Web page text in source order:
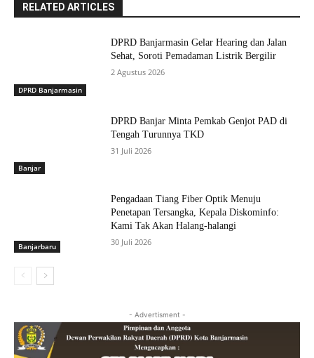
RELATED ARTICLES
DPRD Banjarmasin
DPRD Banjarmasin Gelar Hearing dan Jalan
Sehat, Soroti Pemadaman Listrik Bergilir
2 Agustus 2026
Banjar
DPRD Banjar Minta Pemkab Genjot PAD di
Tengah Turunnya TKD
31 Juli 2026
Banjarbaru
Pengadaan Tiang Fiber Optik Menuju
Penetapan Tersangka, Kepala Diskominfo:
Kami Tak Akan Halang-halangi
30 Juli 2026
- Advertisment -